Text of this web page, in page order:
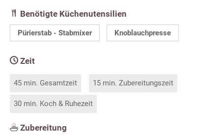
Benötigte Küchenutensilien
Pürierstab - Stabmixer Knoblauchpresse
Zeit
45 min. Gesamtzeit 15 min. Zubereitungszeit
30 min. Koch & Ruhezeit
Zubereitung